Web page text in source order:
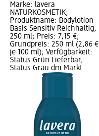
Marke: lavera
NATURKOSMETIK;
Produktname: Bodylotion
Basis Sensitiv Reichhaltig,
250 ml; Preis: 7,15 €;
Grundpreis: 250 ml (2,86 €
je 100 ml); Verfügbarkeit:
Status Grün Lieferbar,
Status Grau dm Markt